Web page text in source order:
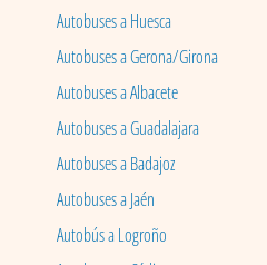
Autobuses a Huesca
Autobuses a Gerona/Girona
Autobuses a Albacete
Autobuses a Guadalajara
Autobuses a Badajoz
Autobuses a Jaén
Autobús a Logroño